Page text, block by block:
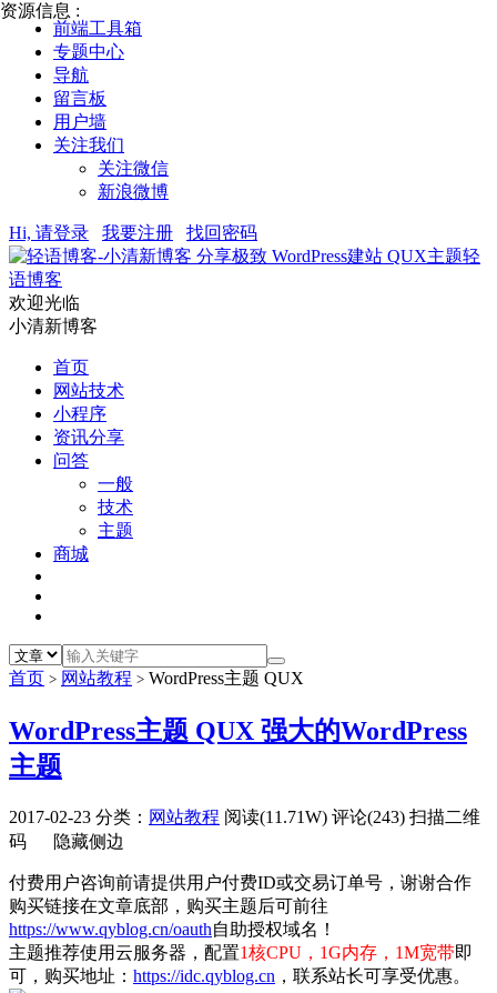
前端工具箱
专题中心
导航
留言板
用户墙
关注我们
关注微信
新浪微博
Hi, 请登录 我要注册
找回密码
轻
语博客
欢迎光临
小清新博客
首页
网站技术
小程序
资讯分享
问答
一般
技术
主题
商城
首页 > 网站教程 > WordPress主题 QUX
WordPress主题 QUX 强大的WordPress
主题
2017-02-23 分类： 网站教程 阅读(11.71W) 评论(243) 扫描二维
码
隐藏侧边
付费用户咨询前请提供用户付费ID或交易订单号，谢谢合作
购买链接在文章底部，购买主题后可前往
https://www.qyblog.cn/oauth自助授权域名！
主题推荐使用云服务器，配置1核CPU，1G内存，1M宽带即
可，购买地址： https://idc.qyblog.cn ，联系站长可享受优惠。
资源信息 :